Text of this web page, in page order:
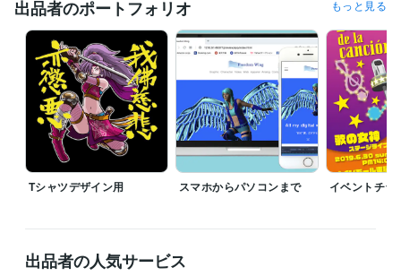
受賞歴
K市納涼まつりポスターデザインコンペ採用
資格・検定
MUD協会・メディア・ユニバーサルデザイン・2級ディレクター
取
得年 : 2015年
JADP認定メンタル心理カウンセラー 取得年 : 2018年
JADP認定上級心理カウンセラー 取得年 : 2018年
上級心理カウンセラー 取得年 : 2018年
ビジネス・クリエイティブツール
Google スプレッドシート:2年ChatGPT:1年
出品者のポートフォリオ もっと見る
Tシャツデザイン用 スマホからパソコンまで イベントチラ
出品者の人気サービス